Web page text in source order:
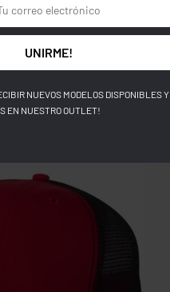
UNIRME!
NUEVOS MODELOS DISPONIBLES Y
EN NUESTRO OUTLET!